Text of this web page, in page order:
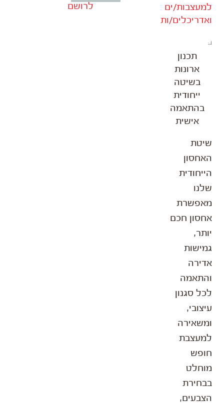
למעצבות/ים
ואדריכלים/ות
תכנון
ארונות
בשיטה
ייחודית
בהתאמה
אישית
שיטת
האחסון
הייחודית
שלנו
מאפשרת
אחסון חכם
יותר,
גמישות
אדירה
והתאמה
לכל סגנון
עיצובי,
ומשאירה
למעצבת
חופש
מוחלט
בבחירת
הצבעים,
לרושם